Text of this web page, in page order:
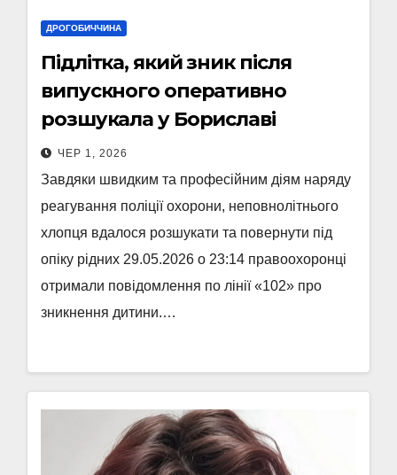
ДРОГОБИЧЧИНА
Підлітка, який зник після
випускного оперативно
розшукала у Бориславі
ЧЕР 1, 2026
Завдяки швидким та професійним діям наряду
реагування поліції охорони, неповнолітнього
хлопця вдалося розшукати та повернути під
опіку рідних 29.05.2026 о 23:14 правоохоронці
отримали повідомлення по лінії «102» про
зникнення дитини.…